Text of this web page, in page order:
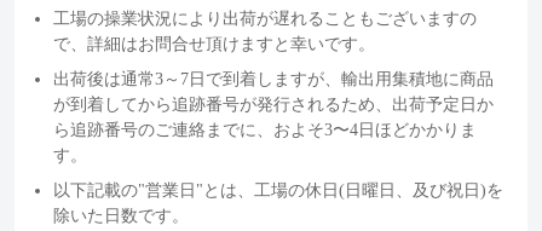
工場の操業状況により出荷が遅れることもございますの
で、詳細はお問合せ頂けますと幸いです。
出荷後は通常3～7日で到着しますが、輸出用集積地に商品
が到着してから追跡番号が発行されるため、出荷予定日か
ら追跡番号のご連絡までに、およそ3〜4日ほどかかりま
す。
以下記載の"営業日"とは、工場の休日(日曜日、及び祝日)を
除いた日数です。